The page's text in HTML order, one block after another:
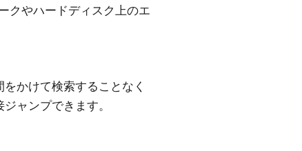
クやハードディスク上のエ
かけて検索することなく
ャンプできます。